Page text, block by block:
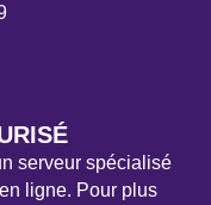
serveur spécialisé
ligne. Pour plus